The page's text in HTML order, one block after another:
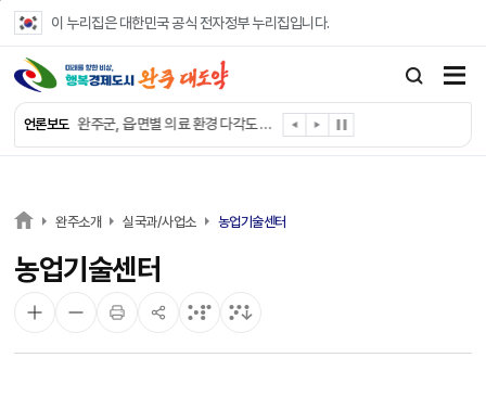
이 누리집은 대한민국 공식 전자정부 누리집입니다.
언론보도
완주군, ‘수의계약 총량제’ 개편 운영
완주군 청소년, 초록우산 지원으로 치과 치료
완주군, 읍·면별 의료 환경 다각도 진단한다
완주군, 모바일 헬스케어 “내 건강 변화 직접 확인”
전북은행, 완주군에 ‘시원키트’ 60세트 기탁
완주소개 실국과/사업소 농업기술센터
농업기술센터